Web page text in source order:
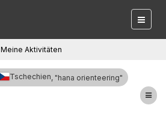
Meine Aktivitäten
Tschechien, "hana orienteering"